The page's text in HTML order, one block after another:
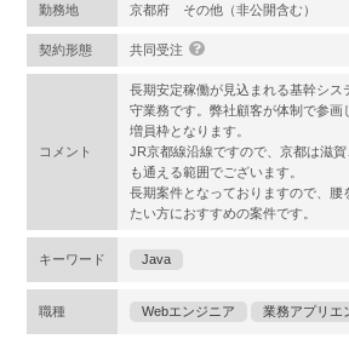
勤務地 京都府 その他（非公開含む）
契約形態 共同受注
コメント
長期安定稼働が見込まれる基幹シス
守業務です。弊社顧客が体制で参画
増員枠となります。
JR京都線沿線ですので、京都は滋
も通える範囲でございます。
長期案件となっておりますので、腰
たい方におすすめの案件です。
キーワード Java
職種 Webエンジニア 業務アプリエ